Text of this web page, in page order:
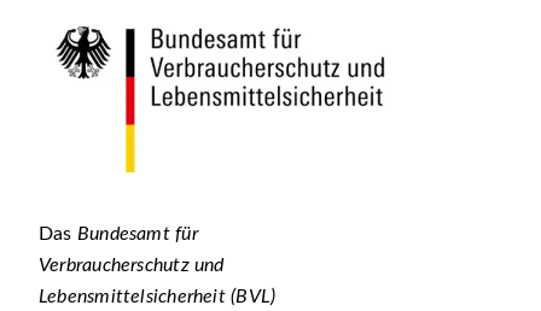
Das Bundesamt für
Verbraucherschutz und
Lebensmittelsicherheit (BVL)